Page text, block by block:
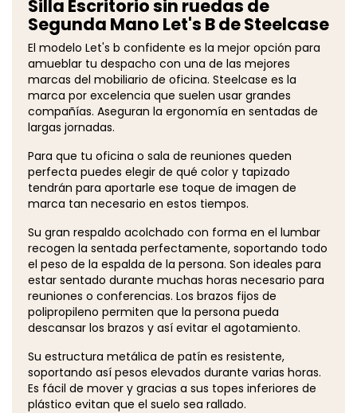
Silla Escritorio sin ruedas de
Segunda Mano Let's B de Steelcase
El modelo Let's b confidente es la mejor opción para
amueblar tu despacho con una de las mejores
marcas del mobiliario de oficina. Steelcase es la
marca por excelencia que suelen usar grandes
compañías. Aseguran la ergonomía en sentadas de
largas jornadas.
Para que tu oficina o sala de reuniones queden
perfecta puedes elegir de qué color y tapizado
tendrán para aportarle ese toque de imagen de
marca tan necesario en estos tiempos.
Su gran respaldo acolchado con forma en el lumbar
recogen la sentada perfectamente, soportando todo
el peso de la espalda de la persona. Son ideales para
estar sentado durante muchas horas necesario para
reuniones o conferencias. Los brazos fijos de
polipropileno permiten que la persona pueda
descansar los brazos y así evitar el agotamiento.
Su estructura metálica de patín es resistente,
soportando así pesos elevados durante varias horas.
Es fácil de mover y gracias a sus topes inferiores de
plástico evitan que el suelo sea rallado.